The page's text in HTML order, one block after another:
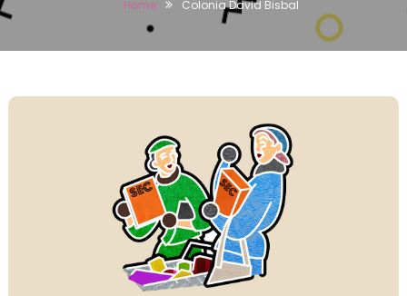
Home Colonia David Bisbal